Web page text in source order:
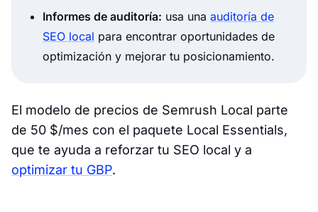
Informes de auditoría: usa una auditoría de
SEO local para encontrar oportunidades de
optimización y mejorar tu posicionamiento.
El modelo de precios de Semrush Local parte
de 50 $/mes con el paquete Local Essentials,
que te ayuda a reforzar tu SEO local y a
optimizar tu GBP.